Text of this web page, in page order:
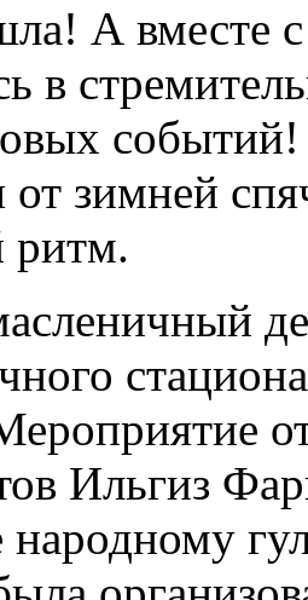
А вместе
в
от зимней
ритм.
Ильгиз
народному